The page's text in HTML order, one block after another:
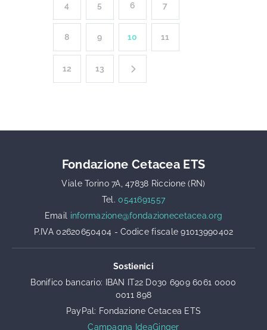
4 5 6 7
8 9 10 11
12 13
Fondazione Cetacea ETS
Viale Torino 7A, 47838 Riccione (RN)
Tel.0541691557
Email informazione@fondazionecetacea.org
P.IVA 02620650404 - Codice fiscale 91013990402
Sostienici
Bonifico bancario: IBAN IT22 D030 6909 6061 0000
0011 898
PayPal: Fondazione Cetacea ETS
Campagna IdeaGinger